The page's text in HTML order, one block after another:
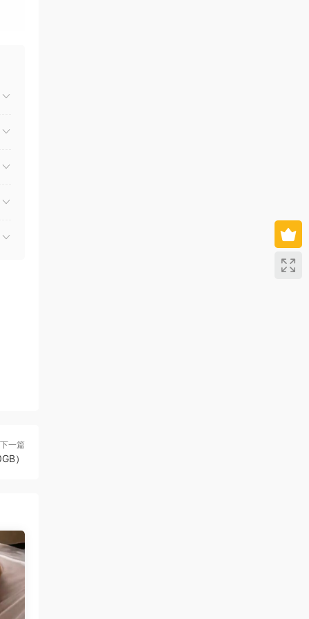
下一篇
）